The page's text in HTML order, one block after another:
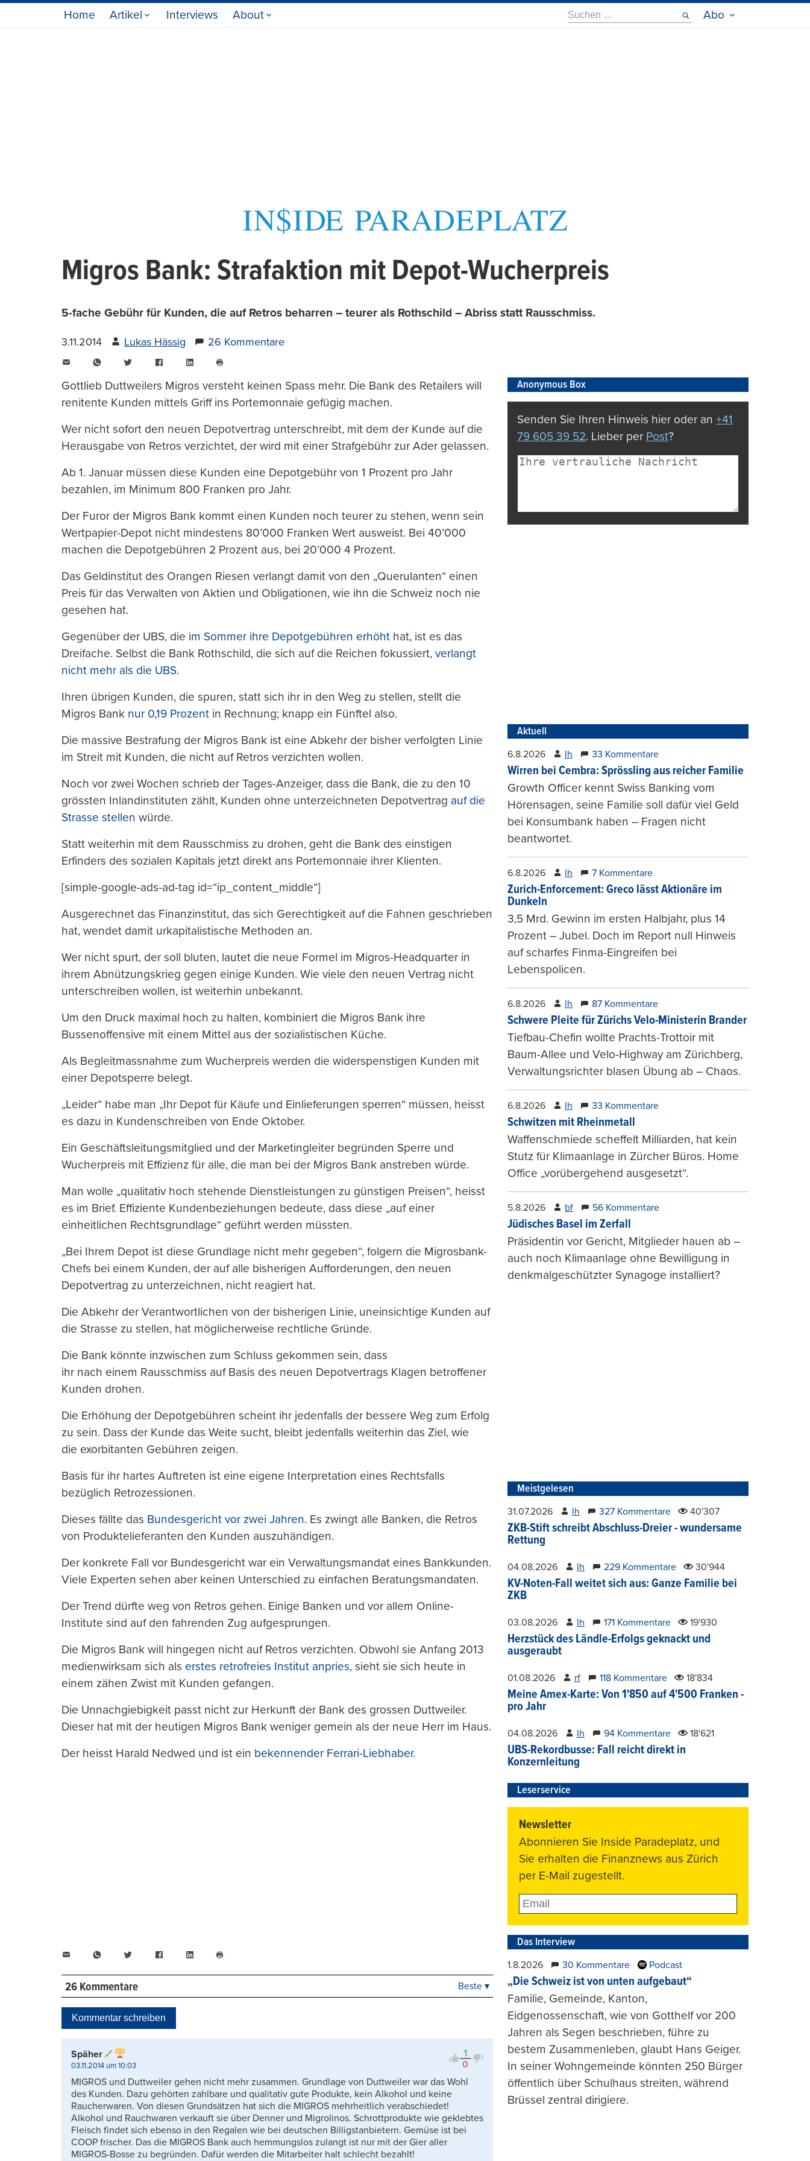
Home Artikel Interviews About
Suche
nach:
Abo
Migros Bank: Strafaktion mit Depot-Wucherpreis
5-fache Gebühr für Kunden, die auf Retros beharren – teurer als Rothschild – Abriss statt Rausschmiss.
3.11.2014 Lukas Hässig 26 Kommentare
WhatsAppTwitter FacebookLinkedIn
drucken
Gottlieb Duttweilers Migros versteht keinen Spass mehr. Die Bank des Retailers will
renitente Kunden mittels Griff ins Portemonnaie gefügig machen.
Wer nicht sofort den neuen Depotvertrag unterschreibt, mit dem der Kunde auf die
Herausgabe von Retros verzichtet, der wird mit einer Strafgebühr zur Ader gelassen.
Ab 1. Januar müssen diese Kunden eine Depotgebühr von 1 Prozent pro Jahr
bezahlen, im Minimum 800 Franken pro Jahr.
Der Furor der Migros Bank kommt einen Kunden noch teurer zu stehen, wenn sein
Wertpapier-Depot nicht mindestens 80’000 Franken Wert ausweist. Bei 40’000
machen die Depotgebühren 2 Prozent aus, bei 20’000 4 Prozent.
Das Geldinstitut des Orangen Riesen verlangt damit von den „Querulanten“ einen
Preis für das Verwalten von Aktien und Obligationen, wie ihn die Schweiz noch nie
gesehen hat.
Gegenüber der UBS, die im Sommer ihre Depotgebühren erhöht hat, ist es das
Dreifache. Selbst die Bank Rothschild, die sich auf die Reichen fokussiert, verlangt
nicht mehr als die UBS.
Ihren übrigen Kunden, die spuren, statt sich ihr in den Weg zu stellen, stellt die
Migros Bank nur 0,19 Prozent in Rechnung; knapp ein Fünftel also.
Die massive Bestrafung der Migros Bank ist eine Abkehr der bisher verfolgten Linie
im Streit mit Kunden, die nicht auf Retros verzichten wollen.
Noch vor zwei Wochen schrieb der Tages-Anzeiger, dass die Bank, die zu den 10
grössten Inlandinstituten zählt, Kunden ohne unterzeichneten Depotvertrag auf die
Strasse stellen würde.
Statt weiterhin mit dem Rausschmiss zu drohen, geht die Bank des einstigen
Erfinders des sozialen Kapitals jetzt direkt ans Portemonnaie ihrer Klienten.
[simple-google-ads-ad-tag id=“ip_content_middle“]
Ausgerechnet das Finanzinstitut, das sich Gerechtigkeit auf die Fahnen geschrieben
hat, wendet damit urkapitalistische Methoden an.
Wer nicht spurt, der soll bluten, lautet die neue Formel im Migros-Headquarter in
ihrem Abnützungskrieg gegen einige Kunden. Wie viele den neuen Vertrag nicht
unterschreiben wollen, ist weiterhin unbekannt.
Um den Druck maximal hoch zu halten, kombiniert die Migros Bank ihre
Bussenoffensive mit einem Mittel aus der sozialistischen Küche.
Als Begleitmassnahme zum Wucherpreis werden die widerspenstigen Kunden mit
einer Depotsperre belegt.
„Leider“ habe man „Ihr Depot für Käufe und Einlieferungen sperren“ müssen, heisst
es dazu in Kundenschreiben von Ende Oktober.
Ein Geschäftsleitungsmitglied und der Marketingleiter begründen Sperre und
Wucherpreis mit Effizienz für alle, die man bei der Migros Bank anstreben würde.
Man wolle „qualitativ hoch stehende Dienstleistungen zu günstigen Preisen“, heisst
es im Brief. Effiziente Kundenbeziehungen bedeute, dass diese „auf einer
einheitlichen Rechtsgrundlage“ geführt werden müssten.
„Bei Ihrem Depot ist diese Grundlage nicht mehr gegeben“, folgern die Migrosbank-
Chefs bei einem Kunden, der auf alle bisherigen Aufforderungen, den neuen
Depotvertrag zu unterzeichnen, nicht reagiert hat.
Die Abkehr der Verantwortlichen von der bisherigen Linie, uneinsichtige Kunden auf
die Strasse zu stellen, hat möglicherweise rechtliche Gründe.
Die Bank könnte inzwischen zum Schluss gekommen sein, dass
ihr nach einem Rausschmiss auf Basis des neuen Depotvertrags Klagen betroffener
Kunden drohen.
Die Erhöhung der Depotgebühren scheint ihr jedenfalls der bessere Weg zum Erfolg
zu sein. Dass der Kunde das Weite sucht, bleibt jedenfalls weiterhin das Ziel, wie
die exorbitanten Gebühren zeigen.
Basis für ihr hartes Auftreten ist eine eigene Interpretation eines Rechtsfalls
bezüglich Retrozessionen.
Dieses fällte das Bundesgericht vor zwei Jahren. Es zwingt alle Banken, die Retros
von Produktelieferanten den Kunden auszuhändigen.
Der konkrete Fall vor Bundesgericht war ein Verwaltungsmandat eines Bankkunden.
Viele Experten sehen aber keinen Unterschied zu einfachen Beratungsmandaten.
Der Trend dürfte weg von Retros gehen. Einige Banken und vor allem Online-
Institute sind auf den fahrenden Zug aufgesprungen.
Die Migros Bank will hingegen nicht auf Retros verzichten. Obwohl sie Anfang 2013
medienwirksam sich als erstes retrofreies Institut anpries, sieht sie sich heute in
einem zähen Zwist mit Kunden gefangen.
Die Unnachgiebigkeit passt nicht zur Herkunft der Bank des grossen Duttweiler.
Dieser hat mit der heutigen Migros Bank weniger gemein als der neue Herr im Haus.
Der heisst Harald Nedwed und ist ein bekennender Ferrari-Liebhaber.
WhatsAppTwitter FacebookLinkedIn
drucken
26 Kommentare
Kontrovers
Beste ▾
Kommentar schreiben
1
0
Späher
03.11.2014 um 10:03
MIGROS und Duttweiler gehen nicht mehr zusammen. Grundlage von Duttweiler war das Wohl
des Kunden. Dazu gehörten zahlbare und qualitativ gute Produkte, kein Alkohol und keine
Raucherwaren. Von diesen Grundsätzen hat sich die MIGROS mehrheitlich verabschiedet!
Alkohol und Rauchwaren verkauft sie über Denner und Migrolinos. Schrottprodukte wie geklebtes
Fleisch findet sich ebenso in den Regalen wie bei deutschen Billigstanbietern. Gemüse ist bei
COOP frischer. Das die MIGROS Bank auch hemmungslos zulangt ist nur mit der Gier aller
MIGROS-Bosse zu begründen. Dafür werden die Mitarbeiter halt schlecht bezahlt!
Anonymous Box
Senden Sie Ihren Hinweis hier oder an +41
79 605 39 52. Lieber per Post?
Aktuell
6.8.2026 lh 33 Kommentare
Wirren bei Cembra: Sprössling aus reicher Familie
Growth Officer kennt Swiss Banking vom
Hörensagen, seine Familie soll dafür viel Geld
bei Konsumbank haben – Fragen nicht
beantwortet.
6.8.2026 lh 7 Kommentare
Zurich-Enforcement: Greco lässt Aktionäre im
Dunkeln
3,5 Mrd. Gewinn im ersten Halbjahr, plus 14
Prozent – Jubel. Doch im Report null Hinweis
auf scharfes Finma-Eingreifen bei
Lebenspolicen.
6.8.2026 lh 87 Kommentare
Schwere Pleite für Zürichs Velo-Ministerin Brander
Tiefbau-Chefin wollte Prachts-Trottoir mit
Baum-Allee und Velo-Highway am Zürichberg,
Verwaltungsrichter blasen Übung ab – Chaos.
6.8.2026 lh 33 Kommentare
Schwitzen mit Rheinmetall
Waffenschmiede scheffelt Milliarden, hat kein
Stutz für Klimaanlage in Zürcher Büros. Home
Office „vorübergehend ausgesetzt“.
5.8.2026 bf 56 Kommentare
Jüdisches Basel im Zerfall
Präsidentin vor Gericht, Mitglieder hauen ab –
auch noch Klimaanlage ohne Bewilligung in
denkmalgeschützter Synagoge installiert?
Meistgelesen
31.07.2026 lh 327 Kommentare 40'307
ZKB-Stift schreibt Abschluss-Dreier - wundersame
Rettung
04.08.2026 lh 229 Kommentare 30'944
KV-Noten-Fall weitet sich aus: Ganze Familie bei
ZKB
03.08.2026 lh 171 Kommentare 19'930
Herzstück des Ländle-Erfolgs geknackt und
ausgeraubt
01.08.2026 rf 118 Kommentare 18'834
Meine Amex-Karte: Von 1'850 auf 4'500 Franken -
pro Jahr
04.08.2026 lh 94 Kommentare 18'621
UBS-Rekordbusse: Fall reicht direkt in
Konzernleitung
Leserservice
Newsletter
Abonnieren Sie Inside Paradeplatz, und
Sie erhalten die Finanznews aus Zürich
per E-Mail zugestellt.
Das Interview
1.8.2026 30 Kommentare Podcast
„Die Schweiz ist von unten aufgebaut“
Familie, Gemeinde, Kanton,
Eidgenossenschaft, wie von Gotthelf vor 200
Jahren als Segen beschrieben, führe zu
bestem Zusammenleben, glaubt Hans Geiger.
In seiner Wohngemeinde könnten 250 Bürger
öffentlich über Schulhaus streiten, während
Brüssel zentral dirigiere.